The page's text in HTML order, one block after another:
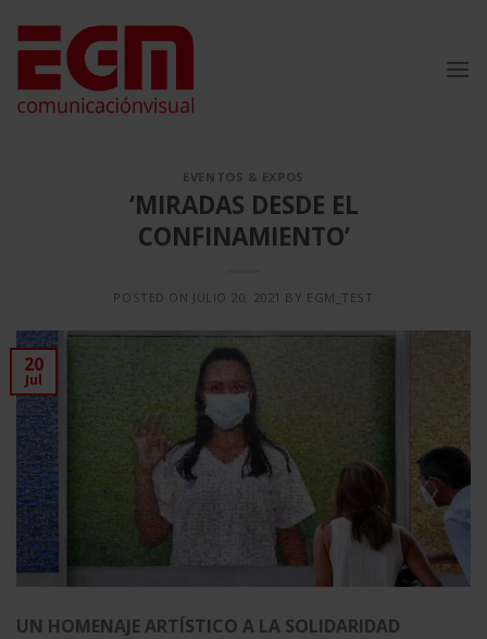
contenido
EVENTOS & EXPOS
‘MIRADAS DESDE EL
CONFINAMIENTO’
POSTED ON JULIO 20, 2021 BY EGM_TEST
20
Jul
UN HOMENAJE ARTÍSTICO A LA SOLIDARIDAD